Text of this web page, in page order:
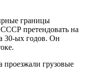
границы
претендовать на
30-ых годов. Он
грузовые